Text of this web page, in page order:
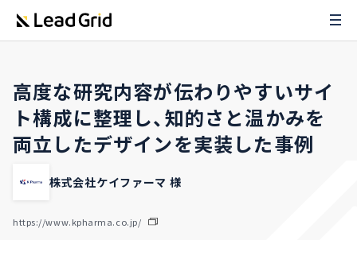
高度な研究内容が伝わりやすいサイ
ト構成に整理し、知的さと温かみを
両立したデザインを実装した事例
株式会社ケイファーマ 様
https://www.kpharma.co.jp/